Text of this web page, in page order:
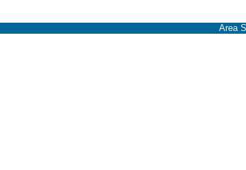
Area